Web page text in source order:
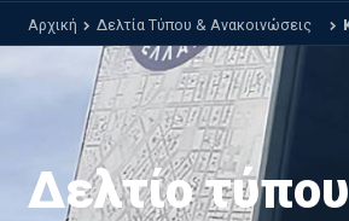
Αρχική Δελτία Τύπου & Ανακοινώσεις
Δελτίο τύπου